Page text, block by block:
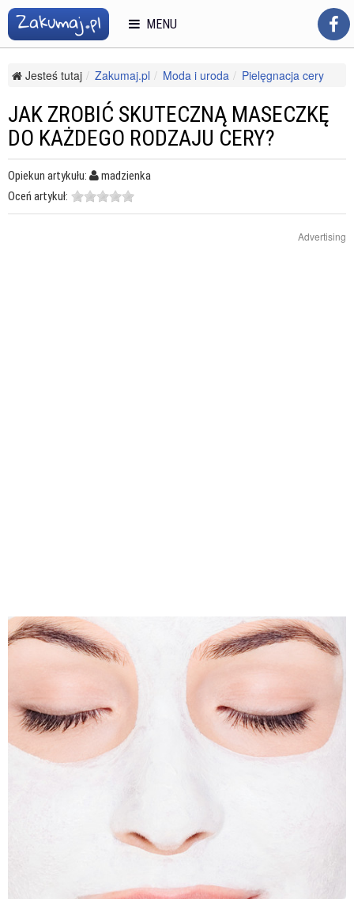
Jesteś tutaj Zakumaj.pl Moda i uroda
Pielęgnacja cery
Jak zrobić skuteczną maseczkę do każdego rodzaju cery?
JAK ZROBIĆ SKUTECZNĄ MASECZKĘ
DO KAŻDEGO RODZAJU CERY?
Opiekun artykułu:
madzienka
Oceń artykuł:
Advertising
MENU